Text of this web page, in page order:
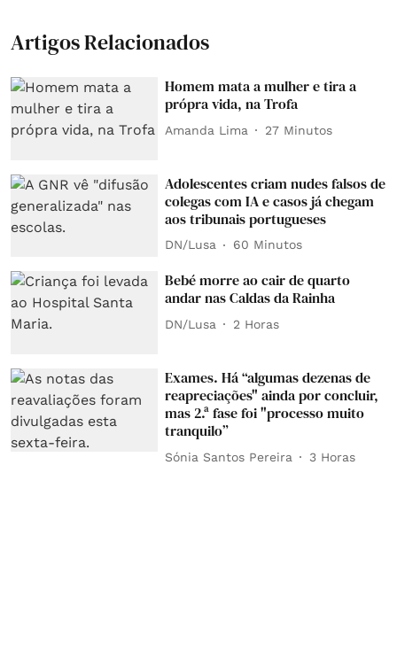
Artigos Relacionados
Homem mata a mulher e tira a
própra vida, na Trofa
Amanda Lima 27 Minutos
Adolescentes criam nudes falsos de
colegas com IA e casos já chegam
aos tribunais portugueses
DN/Lusa 60 Minutos
Bebé morre ao cair de quarto
andar nas Caldas da Rainha
DN/Lusa 2 Horas
Exames. Há “algumas dezenas de
reapreciações" ainda por concluir,
mas 2.ª fase foi "processo muito
tranquilo”
Sónia Santos Pereira 3 Horas